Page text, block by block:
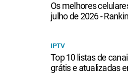
Os melhores
julho de 2026 -
IPTV
Top 10 listas de
grátis e atualizadas